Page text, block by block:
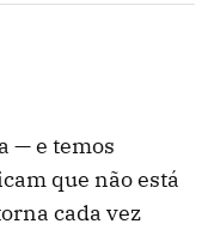
— e temos
que não está
cada vez